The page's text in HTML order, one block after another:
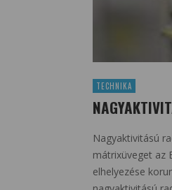
TECHNIKA
Nagyaktivitású
mátrixüveget az
elhelyezése